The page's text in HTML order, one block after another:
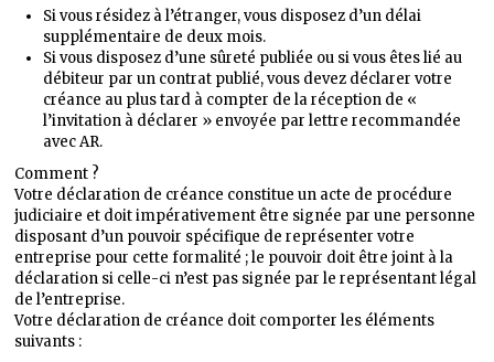
Si vous résidez à l’étranger, vous disposez d’un délai
supplémentaire de deux mois.
Si vous disposez d’une sûreté publiée ou si vous êtes lié au
débiteur par un contrat publié, vous devez déclarer votre
créance au plus tard à compter de la réception de «
l’invitation à déclarer » envoyée par lettre recommandée
avec AR.
Comment ?
Votre déclaration de créance constitue un acte de procédure
judiciaire et doit impérativement être signée par une personne
disposant d’un pouvoir spécifique de représenter votre
entreprise pour cette formalité ; le pouvoir doit être joint à la
déclaration si celle-ci n’est pas signée par le représentant légal
de l’entreprise.
Votre déclaration de créance doit comporter les éléments
suivants :